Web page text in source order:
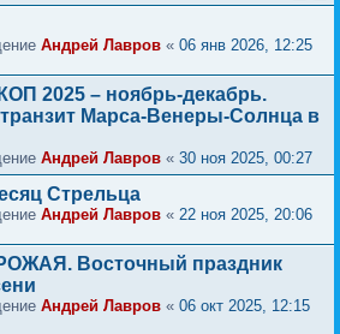
Андрей Лавров « 06 янв 2026, 12:25
2025 – ноябрь-декабрь.
Марса-Венеры-Солнца в
Андрей Лавров « 30 ноя 2025, 00:27
Стрельца
Андрей Лавров « 22 ноя 2025, 20:06
Восточный праздник
Андрей Лавров « 06 окт 2025, 12:15